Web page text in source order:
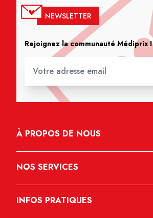
NEWSLETTER
Rejoignez la communauté Médiprix !
À PROPOS DE NOUS
NOS SERVICES
INFOS PRATIQUES